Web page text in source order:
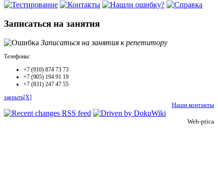
Записаться на занятия
Записаться на занятия к репетитору
Телефоны:
+7 (910) 874 73 73
+7 (905) 194 91 19
+7 (831) 247 47 55
закрыть[X]
Наши контакты
Web-ptica